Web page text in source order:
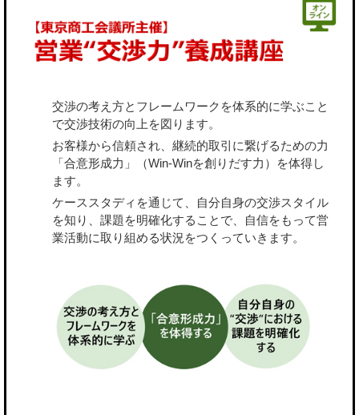
交渉の考え方とフレームワークを体系的に学ぶこと
で交渉技術の向上を図ります。
お客様から信頼され、継続的取引に繋げるための力
「合意形成力」（Win-Winを創りだす力）を体得し
ます。
ケーススタディを通じて、自分自身の交渉スタイル
を知り、課題を明確化することで、自信をもって営
業活動に取り組める状況をつくっていきます。